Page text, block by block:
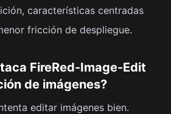
características centradas
fricción de despliegue.
FireRed-Image-Edit
de imágenes?
editar imágenes bien.